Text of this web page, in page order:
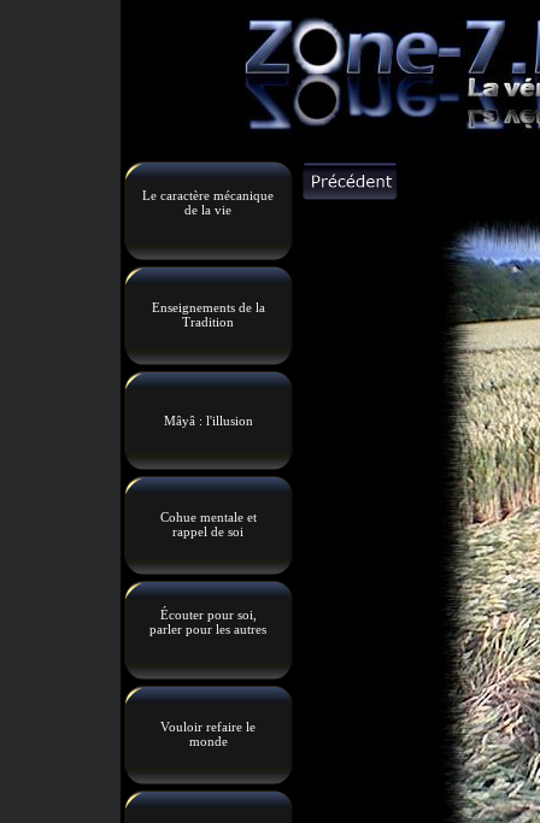
Le caractère mécanique
de la vie
Enseignements de la
Tradition
Mâyâ : l'illusion
Cohue mentale et
rappel de soi
Écouter pour soi,
parler pour les autres
Vouloir refaire le
monde